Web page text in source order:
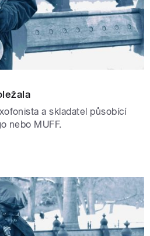
a skladatel působící
nebo MUFF.